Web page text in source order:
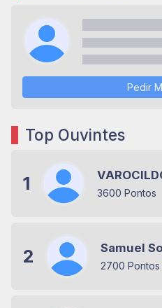
Pedir
Top Ouvintes
1 3600 Pontos
2 Samuel
2700 Pontos